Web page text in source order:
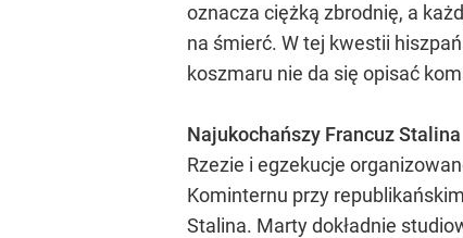
oznacza ciężką zbrodnię, a
na śmierć. W tej kwestii
koszmaru nie da się opisać
Najukochańszy Francuz Stalina
Rzezie i egzekucje
Kominternu przy
Stalina. Marty dokładnie